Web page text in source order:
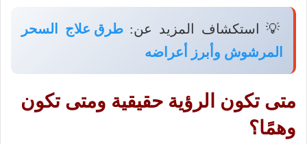
💡 استكشاف المزيد عن:طرق علاج السحر
المرشوش وأبرز أعراضه
متى تكون الرؤية حقيقية ومتى تكون
وهمًا؟